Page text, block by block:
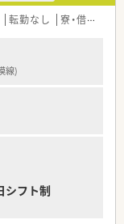
りの状態に合わせた
勉強会を定期的に開
皆勤手当など各種手
金制度や産休・育休
転勤なし 寮・借上社宅あり
線)
シフト制